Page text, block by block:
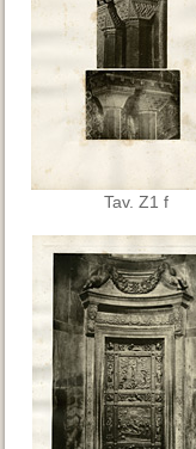
Tav. Z1 f